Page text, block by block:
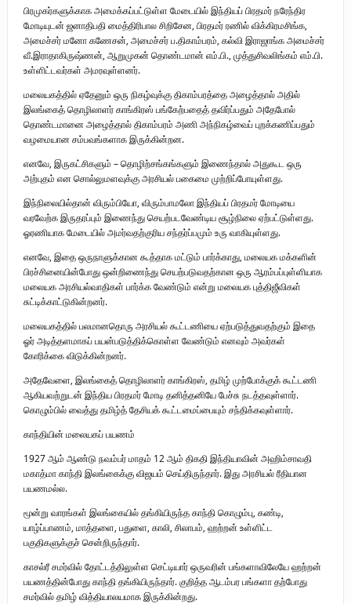
பிரமுகர்களுக்காக அமைக்கப்பட்டுள்ள மேடையில் இந்தியப் பிரதமர் நரேந்திர
மோடியுடன் ஜனாதிபதி மைத்திரிபால சிறிசேன, பிரதமர் ரணில் விக்கிரமசிங்க,
அமைச்சர் மனோ கணேசன், அமைச்சர் ப.திகாம்பரம், கல்வி இராஜாங்க அமைச்சர்
வீ.இராதாகிருஷ்ணன், ஆறுமுகன் தொண்டமான் எம்.பி., முத்துசிவலிங்கம் எம்.பி.
உள்ளிட்டவர்கள் அமரவுள்ளனர்.
மலையகத்தில் ஏதேனும் ஒரு நிகழ்வுக்கு திகாம்பரத்தை அழைத்தால் அதில்
இலங்கைத் தொழிலாளர் காங்கிரஸ் பங்கேற்பதைத் தவிர்ப்பதும் அதேபோல்
தொண்டமானை அழைத்தால் திகாம்பரம் அணி அந்நிகழ்வைப் புறக்கணிப்பதும்
வழமையான சம்பவங்களாக இருக்கின்றன.
எனவே, இருகட்சிகளும் – தொழிற்சங்கங்களும் இணைந்தால் அதுகூட ஒரு
அற்புதம் என சொல்லுமளவுக்கு அரசியல் பகைமை முற்றிப்போயுள்ளது.
இந்நிலையில்தான் விரும்பியோ, விரும்பாமலோ இந்தியப் பிரதமர் மோடியை
வரவேற்க இருதரப்பும் இணைந்து செயற்படவேண்டிய சூழ்நிலை ஏற்பட்டுள்ளது.
ஓரணியாக மேடையில் அமர்வதற்குரிய சந்தர்ப்பமும் உரு வாகியுள்ளது.
எனவே, இதை ஒருநாளுக்கான கூத்தாக மட்டும் பார்க்காது, மலையக மக்களின்
பிரச்சினையின்போது ஒன்றிணைந்து செயற்படுவதற்கான ஒரு ஆரம்பப்புள்ளியாக
மலையக அரசியல்வாதிகள் பார்க்க வேண்டும் என்று மலையக புத்திஜீவிகள்
சுட்டிக்காட்டுகின்றனர்.
மலையகத்தில் பலமானதொரு அரசியல் கூட்டணியை ஏற்படுத்துவதற்கும் இதை
ஓர் அடித்தளமாகப் பயன்படுத்திக்கொள்ள வேண்டும் எனவும் அவர்கள்
கோரிக்கை விடுக்கின்றனர்.
அதேவேளை, இலங்கைத் தொழிலாளர் காங்கிரஸ், தமிழ் முற்போக்குக் கூட்டணி
ஆகியவற்றுடன் இந்திய பிரதமர் மோடி தனித்தனியே பேச்சு நடத்தவுள்ளார்.
கொழும்பில் வைத்து தமிழ்த் தேசியக் கூட்டமைப்பையும் சந்திக்கவுள்ளார்.
காந்தியின் மலையகப் பயணம்
1927 ஆம் ஆண்டு நவம்பர் மாதம் 12 ஆம் திகதி இந்தியாவின் அஹிம்சாவதி
மகாத்மா காந்தி இலங்கைக்கு விஜயம் செய்திருந்தார். இது அரசியல் ரீதியான
பயணமல்ல.
மூன்று வாரங்கள் இலங்கையில் தங்கியிருந்த காந்தி கொழும்பு, கண்டி,
யாழ்ப்பாணம், மாத்தளை, பதுளை, காலி, சிலாபம், ஹற்றன் உள்ளிட்ட
பகுதிகளுக்குச் சென்றிருந்தார்.
காசல்ரீ சமர்வில் தோட்டத்திலுள்ள செட்டியார் ஒருவரின் பங்களாவிலேயே ஹற்றன்
பயணத்தின்போது காந்தி தங்கியிருந்தார். குறித்த ஆடம்பர பங்களா தற்போது
சமர்வில் தமிழ் வித்தியாலயமாக இருக்கின்றது.